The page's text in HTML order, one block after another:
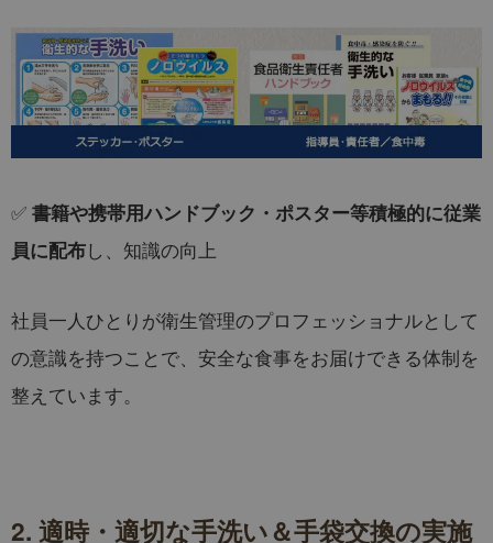
✅ 書籍や携帯用ハンドブック・ポスター等積極的に従業
員に配布し、知識の向上
社員一人ひとりが衛生管理のプロフェッショナルとして
の意識を持つことで、安全な食事をお届けできる体制を
整えています。
2. 適時・適切な手洗い＆手袋交換の実施